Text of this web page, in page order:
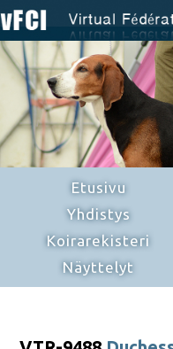
Etusivu
Yhdistys
Koirarekisteri
Näyttelyt